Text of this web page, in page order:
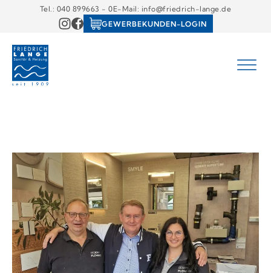
Tel.: 040 899663 - 0E-Mail: info@friedrich-lange.de
GEWERBEKUNDEN-LOGIN